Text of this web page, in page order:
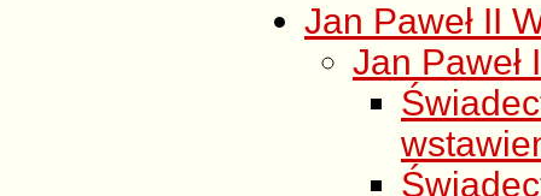
Jan Paweł II
Jan Paweł